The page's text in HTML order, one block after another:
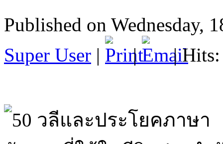
Published on Wednesday,
Super User | | | Hits: